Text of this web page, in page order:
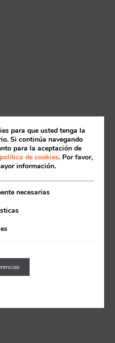
para que usted tenga la
Si continúa navegando
para la aceptación de
política de cookies. Por favor,
información.
necesarias